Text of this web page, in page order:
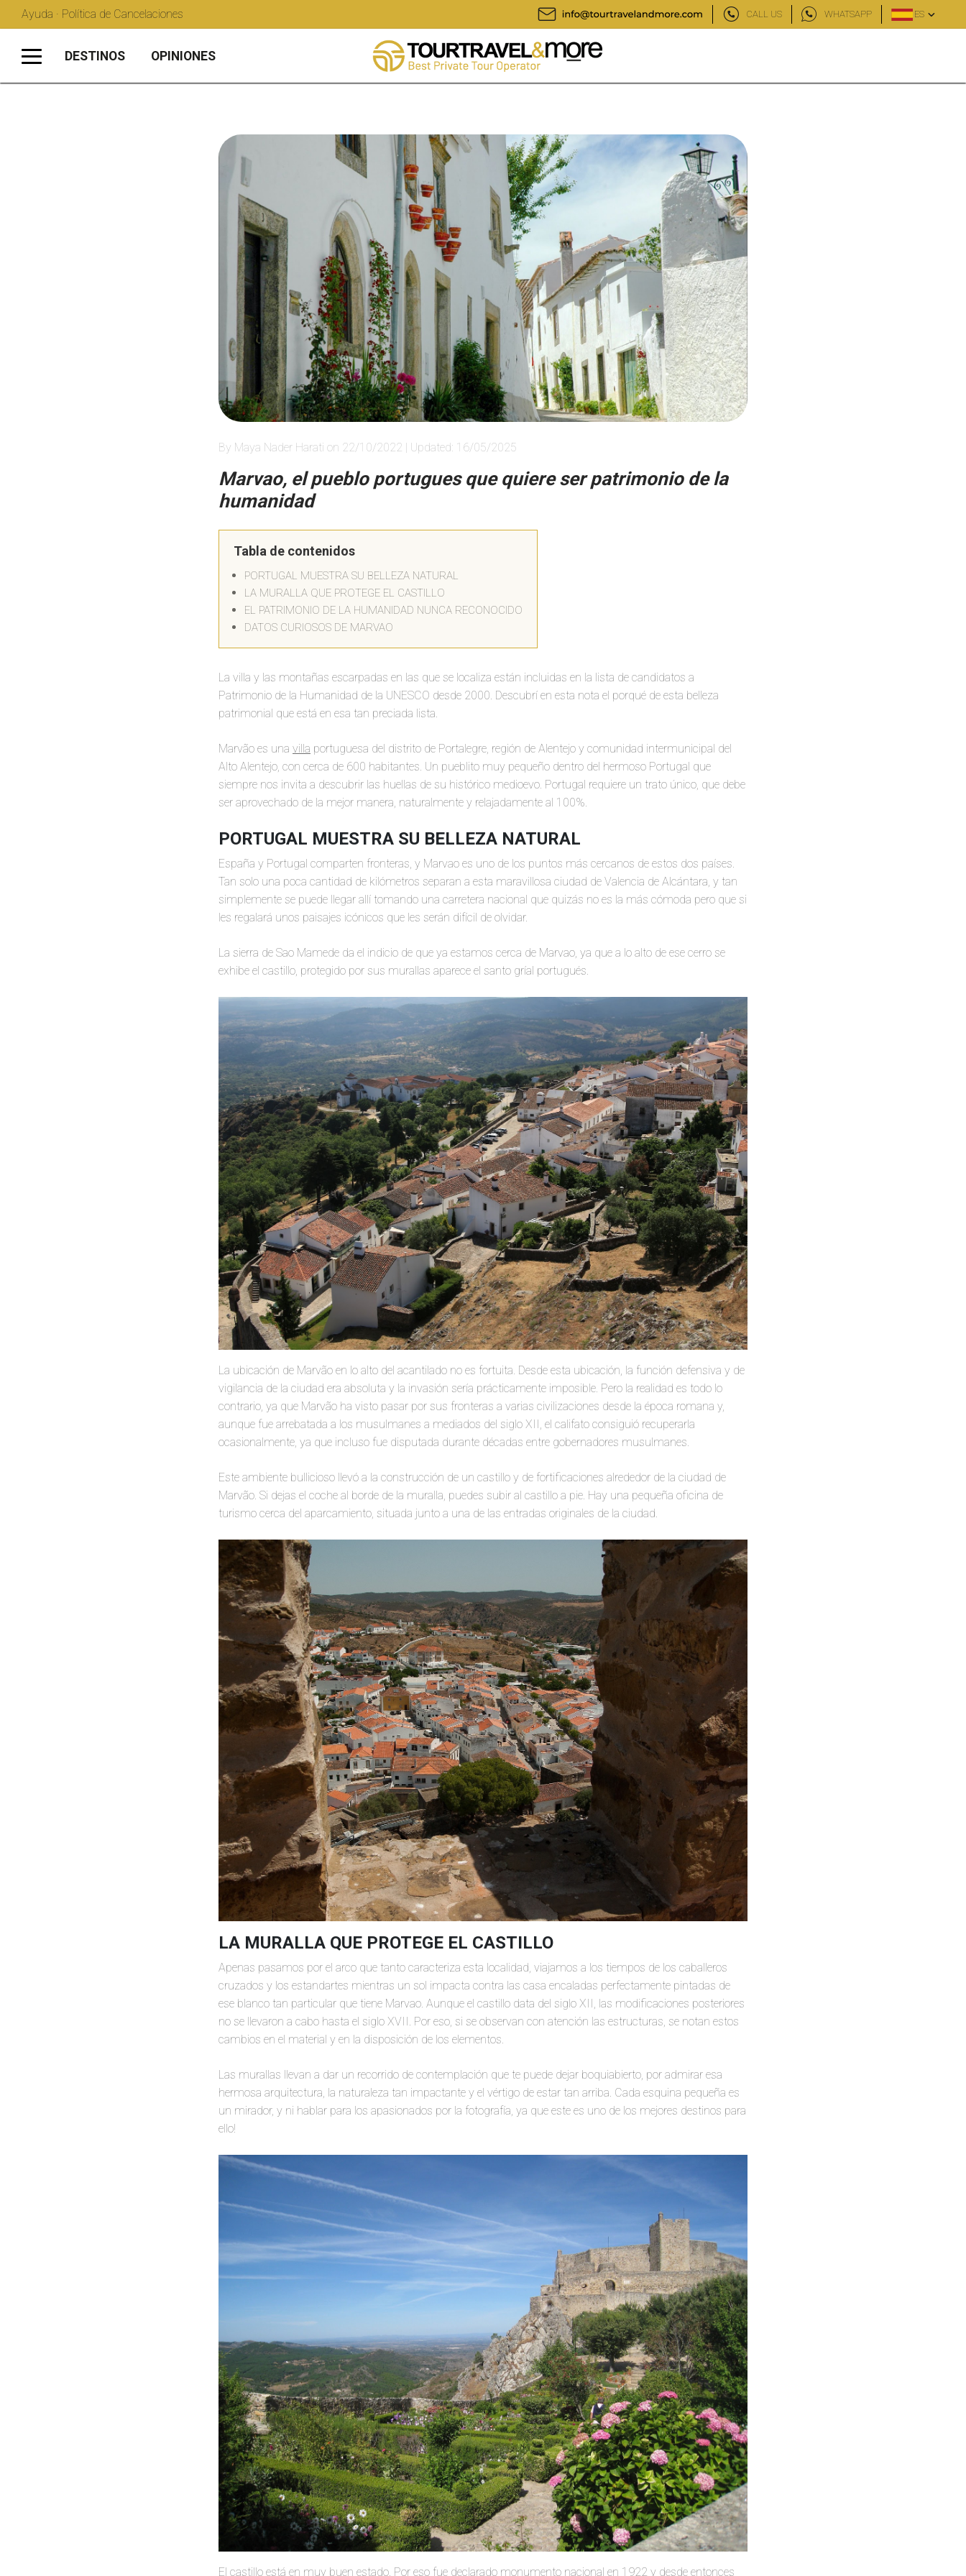
Ayuda · Política de Cancelaciones CALL US WHATSAPP ES
DESTINOS OPINIONES
By Maya Nader Harati on 22/10/2022 | Updated: 16/05/2025
Marvao, el pueblo portugues que quiere ser patrimonio de la
humanidad
Tabla de contenidos
PORTUGAL MUESTRA SU BELLEZA NATURAL
LA MURALLA QUE PROTEGE EL CASTILLO
EL PATRIMONIO DE LA HUMANIDAD NUNCA RECONOCIDO
DATOS CURIOSOS DE MARVAO
La villa y las montañas escarpadas en las que se localiza están incluidas en la lista de candidatos a
Patrimonio de la Humanidad de la UNESCO desde 2000. Descubrí en esta nota el porqué de esta belleza
patrimonial que está en esa tan preciada lista.
Marvão es una villa portuguesa del distrito de Portalegre, región de Alentejo y comunidad intermunicipal del
Alto Alentejo, con cerca de 600 habitantes. Un pueblito muy pequeño dentro del hermoso Portugal que
siempre nos invita a descubrir las huellas de su histórico medioevo. Portugal requiere un trato único, que debe
ser aprovechado de la mejor manera, naturalmente y relajadamente al 100%.
PORTUGAL MUESTRA SU BELLEZA NATURAL
España y Portugal comparten fronteras, y Marvao es uno de los puntos más cercanos de estos dos países.
Tan solo una poca cantidad de kilómetros separan a esta maravillosa ciudad de Valencia de Alcántara, y tan
simplemente se puede llegar allí tomando una carretera nacional que quizás no es la más cómoda pero que si
les regalará unos paisajes icónicos que les serán difícil de olvidar.
La sierra de Sao Mamede da el indicio de que ya estamos cerca de Marvao, ya que a lo alto de ese cerro se
exhibe el castillo, protegido por sus murallas aparece el santo gríal portugués.
La ubicación de Marvão en lo alto del acantilado no es fortuita. Desde esta ubicación, la función defensiva y de
vigilancia de la ciudad era absoluta y la invasión sería prácticamente imposible. Pero la realidad es todo lo
contrario, ya que Marvão ha visto pasar por sus fronteras a varias civilizaciones desde la época romana y,
aunque fue arrebatada a los musulmanes a mediados del siglo XII, el califato consiguió recuperarla
ocasionalmente, ya que incluso fue disputada durante décadas entre gobernadores musulmanes.
Este ambiente bullicioso llevó a la construcción de un castillo y de fortificaciones alrededor de la ciudad de
Marvão. Si dejas el coche al borde de la muralla, puedes subir al castillo a pie. Hay una pequeña oficina de
turismo cerca del aparcamiento, situada junto a una de las entradas originales de la ciudad.
LA MURALLA QUE PROTEGE EL CASTILLO
Apenas pasamos por el arco que tanto caracteriza esta localidad, viajamos a los tiempos de los caballeros
cruzados y los estandartes mientras un sol impacta contra las casa encaladas perfectamente pintadas de
ese blanco tan particular que tiene Marvao. Aunque el castillo data del siglo XII, las modificaciones posteriores
no se llevaron a cabo hasta el siglo XVII. Por eso, si se observan con atención las estructuras, se notan estos
cambios en el material y en la disposición de los elementos.
Las murallas llevan a dar un recorrido de contemplación que te puede dejar boquiabierto, por admirar esa
hermosa arquitectura, la naturaleza tan impactante y el vértigo de estar tan arriba. Cada esquina pequeña es
un mirador, y ni hablar para los apasionados por la fotografía, ya que este es uno de los mejores destinos para
ello!
El castillo está en muy buen estado. Por eso fue declarado monumento nacional en 1922 y desde entonces